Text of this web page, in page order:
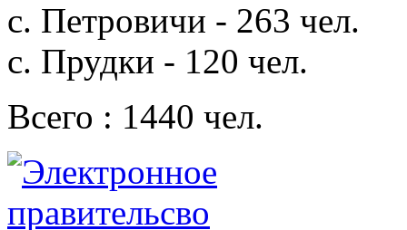
с. Петровичи - 263 чел.
с. Прудки - 120 чел.
Всего : 1440 чел.